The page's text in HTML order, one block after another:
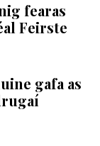
fearas
Feirste
gafa as